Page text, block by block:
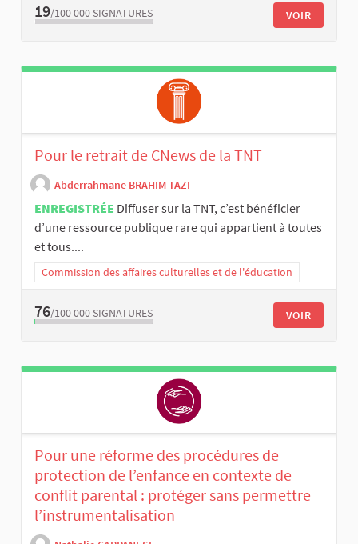
19/100 000 SIGNATURES VOIR
Pour le retrait de CNews de la TNT
Abderrahmane BRAHIM TAZI
ENREGISTRÉE Diffuser sur la TNT, c’est bénéficier
d’une ressource publique rare qui appartient à toutes
et tous....
Commission des affaires culturelles et de l'éducation
76/100 000 SIGNATURES VOIR
Pour une réforme des procédures de
protection de l’enfance en contexte de
conflit parental : protéger sans permettre
l’instrumentalisation